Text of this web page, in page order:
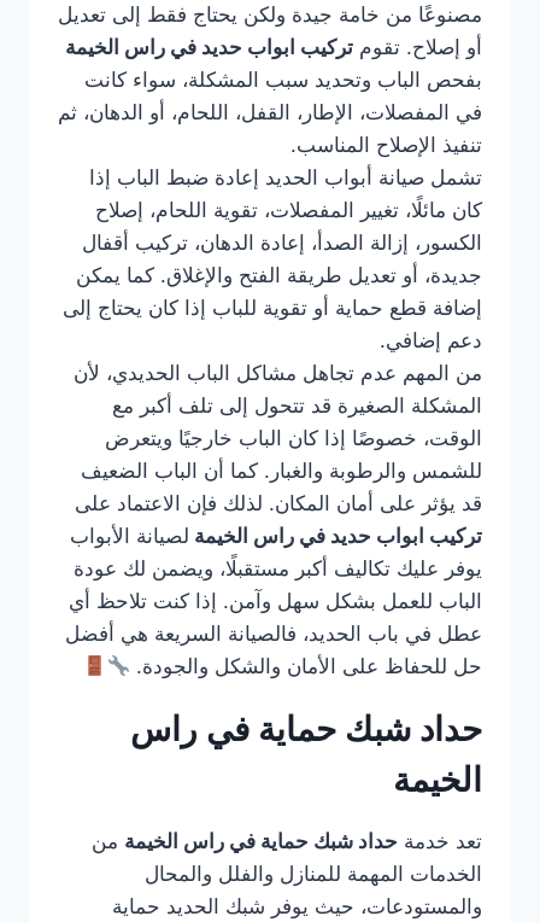
مصنوعًا من خامة جيدة ولكن يحتاج فقط إلى تعديل
أو إصلاح. تقوم تركيب ابواب حديد في راس الخيمة
بفحص الباب وتحديد سبب المشكلة، سواء كانت
في المفصلات، الإطار، القفل، اللحام، أو الدهان، ثم
تنفيذ الإصلاح المناسب.
تشمل صيانة أبواب الحديد إعادة ضبط الباب إذا
كان مائلًا، تغيير المفصلات، تقوية اللحام، إصلاح
الكسور، إزالة الصدأ، إعادة الدهان، تركيب أقفال
جديدة، أو تعديل طريقة الفتح والإغلاق. كما يمكن
إضافة قطع حماية أو تقوية للباب إذا كان يحتاج إلى
دعم إضافي.
من المهم عدم تجاهل مشاكل الباب الحديدي، لأن
المشكلة الصغيرة قد تتحول إلى تلف أكبر مع
الوقت، خصوصًا إذا كان الباب خارجيًا ويتعرض
للشمس والرطوبة والغبار. كما أن الباب الضعيف
قد يؤثر على أمان المكان. لذلك فإن الاعتماد على
تركيب ابواب حديد في راس الخيمة لصيانة الأبواب
يوفر عليك تكاليف أكبر مستقبلًا، ويضمن لك عودة
الباب للعمل بشكل سهل وآمن. إذا كنت تلاحظ أي
عطل في باب الحديد، فالصيانة السريعة هي أفضل
حل للحفاظ على الأمان والشكل والجودة.
حداد شبك حماية في راس
الخيمة
تعد خدمة حداد شبك حماية في راس الخيمة من
الخدمات المهمة للمنازل والفلل والمحال
والمستودعات، حيث يوفر شبك الحديد حماية